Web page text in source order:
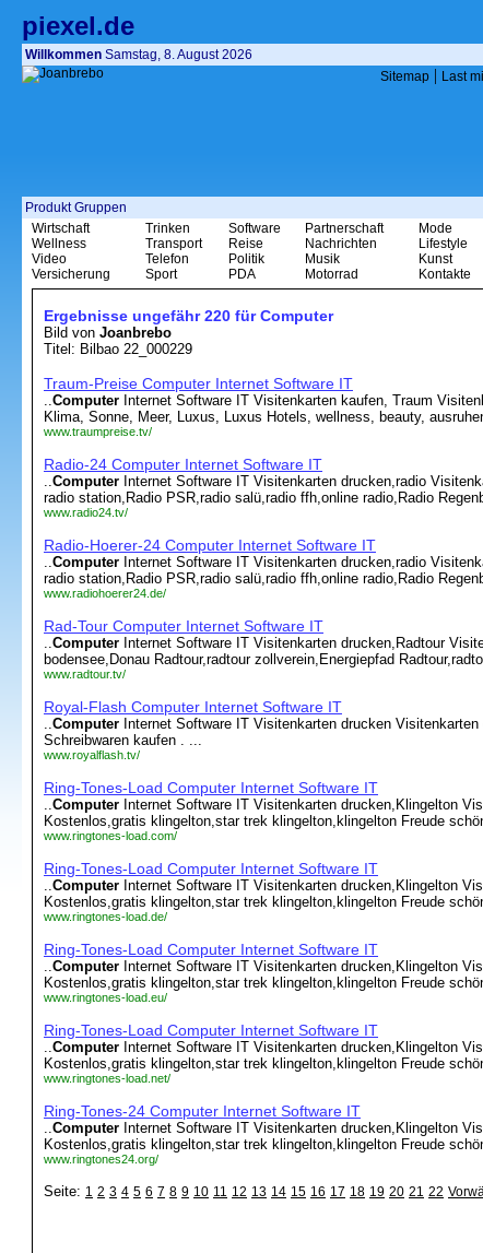
piexel.de
Willkommen Samstag, 8. August 2026
Sitemap | Last
Produkt Gruppen
Wirtschaft
Wellness
Video
Versicherung
Trinken
Transport
Telefon
Sport
Software
Reise
Politik
PDA
Partnerschaft
Nachrichten
Musik
Motorrad
Mode
Lifestyle
Kunst
Kontakte
Ergebnisse ungefähr 220 für Computer
Bild von Joanbrebo
Titel: Bilbao 22_000229
Traum-Preise Computer Internet Software IT
..Computer Internet Software IT Visitenkarten kaufen, Traum
Klima, Sonne, Meer, Luxus, Luxus Hotels, wellness, beauty,
www.traumpreise.tv/
Radio-24 Computer Internet Software IT
..Computer Internet Software IT Visitenkarten drucken,radio
radio station,Radio PSR,radio salü,radio ffh,online radio,Radio
www.radio24.tv/
Radio-Hoerer-24 Computer Internet Software IT
..Computer Internet Software IT Visitenkarten drucken,radio
radio station,Radio PSR,radio salü,radio ffh,online radio,Radio
www.radiohoerer24.de/
Rad-Tour Computer Internet Software IT
..Computer Internet Software IT Visitenkarten drucken,Radtour
bodensee,Donau Radtour,radtour zollverein,Energiepfad
www.radtour.tv/
Royal-Flash Computer Internet Software IT
..Computer Internet Software IT Visitenkarten drucken
Schreibwaren kaufen . ...
www.royalflash.tv/
Ring-Tones-Load Computer Internet Software IT
..Computer Internet Software IT Visitenkarten drucken,Klingelton
Kostenlos,gratis klingelton,star trek klingelton,klingelton Freude
www.ringtones-load.com/
Ring-Tones-Load Computer Internet Software IT
..Computer Internet Software IT Visitenkarten drucken,Klingelton
Kostenlos,gratis klingelton,star trek klingelton,klingelton Freude
www.ringtones-load.de/
Ring-Tones-Load Computer Internet Software IT
..Computer Internet Software IT Visitenkarten drucken,Klingelton
Kostenlos,gratis klingelton,star trek klingelton,klingelton Freude
www.ringtones-load.eu/
Ring-Tones-Load Computer Internet Software IT
..Computer Internet Software IT Visitenkarten drucken,Klingelton
Kostenlos,gratis klingelton,star trek klingelton,klingelton Freude
www.ringtones-load.net/
Ring-Tones-24 Computer Internet Software IT
..Computer Internet Software IT Visitenkarten drucken,Klingelton
Kostenlos,gratis klingelton,star trek klingelton,klingelton Freude
www.ringtones24.org/
Seite: 1 2 3 4 5 6 7 8 9 10 11 12 13 14 15 16 17 18 19 20 21 22